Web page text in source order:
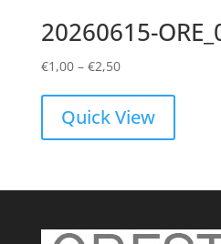
20260615-
€1,00 – €2,50Price
€1,00
through
Quick View